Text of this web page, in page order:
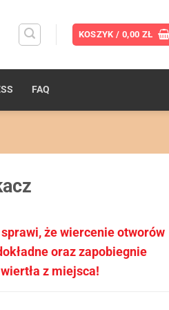
KOSZYK / 0,00 ZŁ
FAQ
że wiercenie otworów
oraz zapobiegnie
z miejsca!